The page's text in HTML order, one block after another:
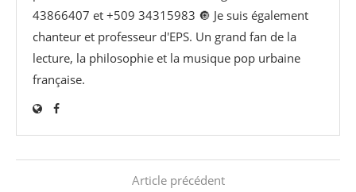
43866407 et +509 34315983 🔘 Je suis également
chanteur et professeur d'EPS. Un grand fan de la
lecture, la philosophie et la musique pop urbaine
française.
Article précédent